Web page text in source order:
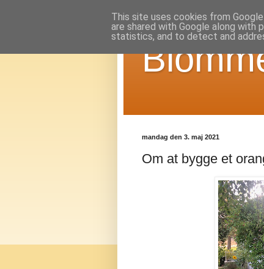
mandag den 3. maj 2021
Om at bygge et
This site uses cookies from
are shared with Google along with
statistics, and to detect and